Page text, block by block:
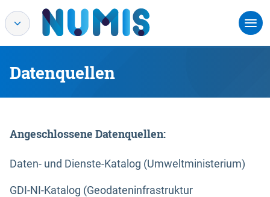
Datenquellen
Angeschlossene Datenquellen:
Daten- und Dienste-Katalog (Umweltministerium)
GDI-NI-Katalog (Geodateninfrastruktur